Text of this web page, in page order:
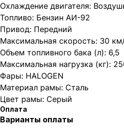
Охлаждение двигателя:
Топливо: Бензин АИ-92
Привод: Передний
Максимальная скорость: 30
Объем топливного бака (л): 6,5
Максимальная нагрузка (кг):
Фары: HALOGEN
Материал рамы: Сталь
Цвет рамы: Серый
Оплата
Варианты оплаты